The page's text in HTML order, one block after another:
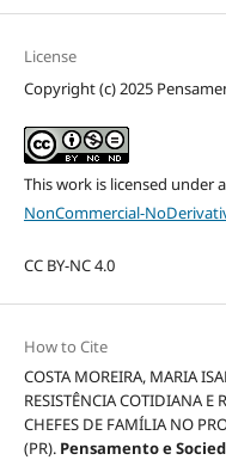
License
Copyright (c) 2025
This work is licensed under a
NonCommercial-
CC BY-NC 4.0
How to Cite
COSTA MOREIRA, MARIA
RESISTÊNCIA COTIDIANA E
CHEFES DE FAMÍLIA NO
(PR). Pensamento e